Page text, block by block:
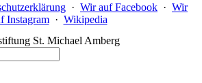
· Wir auf Facebook · Wir
Instagram· Wikipedia
St. Michael Amberg